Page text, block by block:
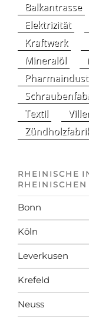
Balkantrasse
Elektrizität
Kraftwerk
Mineralöl
Textil
RHEINISCHE
RHEINISCHEN
Bonn
Köln
Leverkusen
Krefeld
Neuss